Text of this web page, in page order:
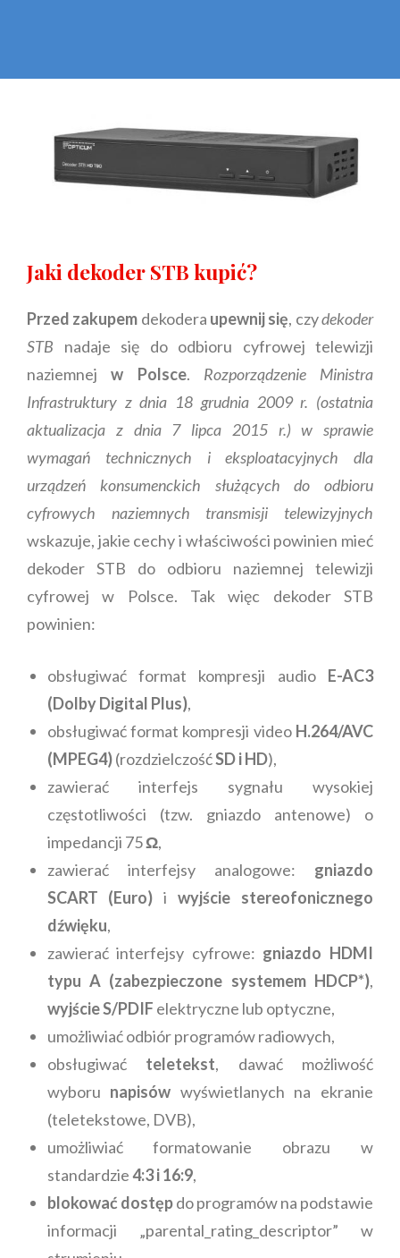
Jaki dekoder STB kupić?
Przed zakupem dekodera upewnij się, czydekoder
STB nadaje się do odbioru cyfrowej telewizji
naziemnejw Polsce. Rozporządzenie Ministra
Infrastruktury z dnia 18 grudnia 2009 r. (ostatnia
aktualizacja z dnia 7 lipca 2015 r.) w sprawie
wymagań technicznych i eksploatacyjnych dla
urządzeń konsumenckich służących do odbioru
cyfrowych naziemnych transmisji telewizyjnych
wskazuje, jakie cechy i właściwości powinien mieć
dekoder STB do odbioru naziemnej telewizji
cyfrowej w Polsce. Tak więc dekoder STB
powinien:
obsługiwać format kompresji audio E-AC3
(Dolby Digital Plus),
obsługiwać format kompresji video H.264/AVC
(MPEG4)(rozdzielczośćSD i HD),
zawierać interfejs sygnału wysokiej
częstotliwości (tzw. gniazdo antenowe) o
impedancji 75Ω,
zawierać interfejsy analogowe: gniazdo
SCART (Euro) iwyjście stereofonicznego
dźwięku,
zawierać interfejsy cyfrowe: gniazdo HDMI
typu A (zabezpieczone systemem HDCP*),
wyjście S/PDIF elektryczne lub optyczne,
umożliwiać odbiór programów radiowych,
obsługiwać teletekst, dawać możliwość
wyboru napisów wyświetlanych na ekranie
(teletekstowe, DVB),
umożliwiać formatowanie obrazu w
standardzie4:3 i 16:9,
blokować dostępdo programów na podstawie
informacji „parental_rating_descriptor” w